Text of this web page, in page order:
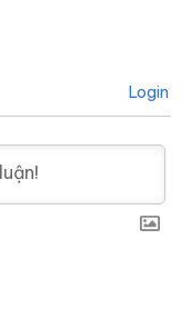
Login